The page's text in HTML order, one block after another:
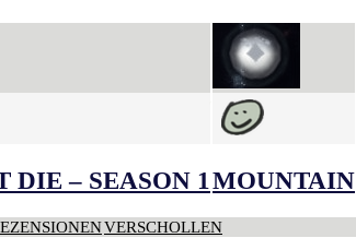
DIE – SEASON 1MOUNTAIN
VERSCHOLLEN